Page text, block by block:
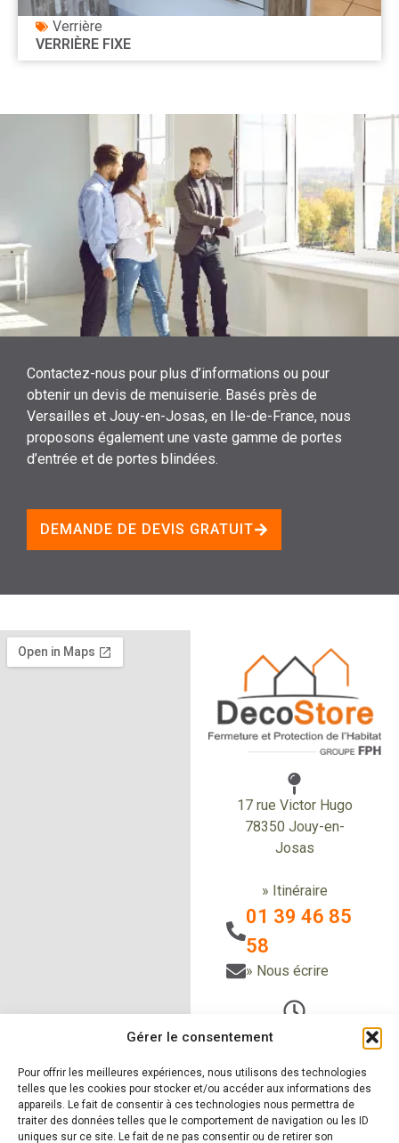
Gérer le consentement
Pour offrir les meilleures expériences, nous utilisons des technologies
telles que les cookies pour stocker et/ou accéder aux informations des
appareils. Le fait de consentir à ces technologies nous permettra de
traiter des données telles que le comportement de navigation ou les ID
uniques sur ce site. Le fait de ne pas consentir ou de retirer son
Verrière
VERRIÈRE FIXE
Contactez-nous pour plus d’informations ou pour
obtenir un devis de menuiserie. Basés près de
Versailles et Jouy-en-Josas, en Ile-de-France, nous
proposons également une vaste gamme de portes
d’entrée et de portes blindées.
DEMANDE DE DEVIS GRATUIT
17 rue Victor Hugo
78350 Jouy-en-
Josas
» Itinéraire
01 39 46 85
58
» Nous écrire
Du Lundi au vendredi
et de 14h à 18h
Le samedi sur RDV